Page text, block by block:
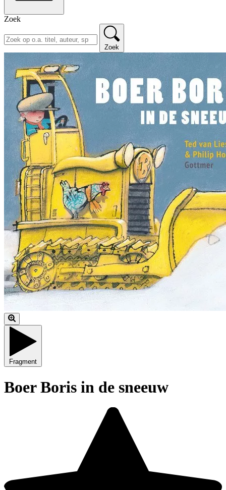
Zoek
Zoek
Fragment
Boer Boris in de sneeuw